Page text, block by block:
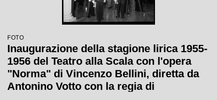
FOTO
Inaugurazione della stagione lirica 1955-
1956 del Teatro alla Scala con l'opera
"Norma" di Vincenzo Bellini, diretta da
Antonino Votto con la regia di